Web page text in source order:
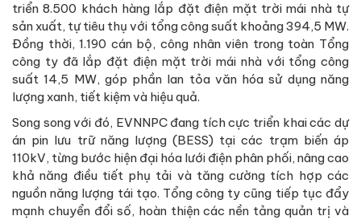
triển 8.500 khách hàng lắp đặt điện mặt trời mái nhà tự
sản xuất, tự tiêu thụ với tổng công suất khoảng 394,5 MW.
Đồng thời, 1.190 cán bộ, công nhân viên trong toàn Tổng
công ty đã lắp đặt điện mặt trời mái nhà với tổng công
suất 14,5 MW, góp phần lan tỏa văn hóa sử dụng năng
lượng xanh, tiết kiệm và hiệu quả.
Song song với đó, EVNNPC đang tích cực triển khai các dự
án pin lưu trữ năng lượng (BESS) tại các trạm biến áp
110kV, từng bước hiện đại hóa lưới điện phân phối, nâng cao
khả năng điều tiết phụ tải và tăng cường tích hợp các
nguồn năng lượng tái tạo. Tổng công ty cũng tiếp tục đẩy
mạnh chuyển đổi số, hoàn thiện các nền tảng quản trị và